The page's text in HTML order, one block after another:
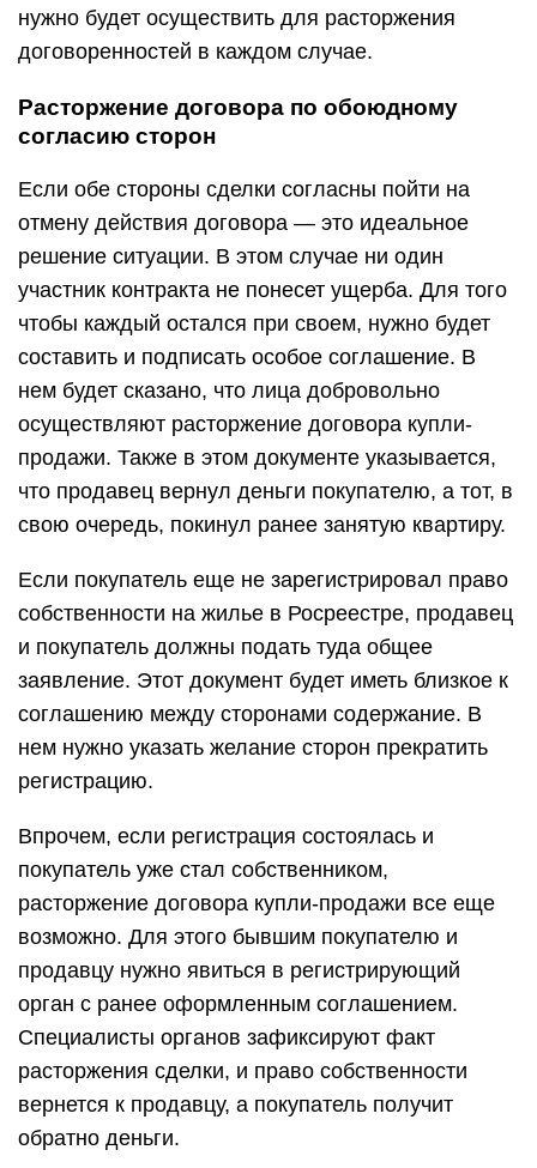
нужно будет осуществить для расторжения
договоренностей в каждом случае.
Расторжение договора по обоюдному
согласию сторон
Если обе стороны сделки согласны пойти на
отмену действия договора — это идеальное
решение ситуации. В этом случае ни один
участник контракта не понесет ущерба. Для того
чтобы каждый остался при своем, нужно будет
составить и подписать особое соглашение. В
нем будет сказано, что лица добровольно
осуществляют расторжение договора купли-
продажи. Также в этом документе указывается,
что продавец вернул деньги покупателю, а тот, в
свою очередь, покинул ранее занятую квартиру.
Если покупатель еще не зарегистрировал право
собственности на жилье в Росреестре, продавец
и покупатель должны подать туда общее
заявление. Этот документ будет иметь близкое к
соглашению между сторонами содержание. В
нем нужно указать желание сторон прекратить
регистрацию.
Впрочем, если регистрация состоялась и
покупатель уже стал собственником,
расторжение договора купли-продажи все еще
возможно. Для этого бывшим покупателю и
продавцу нужно явиться в регистрирующий
орган с ранее оформленным соглашением.
Специалисты органов зафиксируют факт
расторжения сделки, и право собственности
вернется к продавцу, а покупатель получит
обратно деньги.